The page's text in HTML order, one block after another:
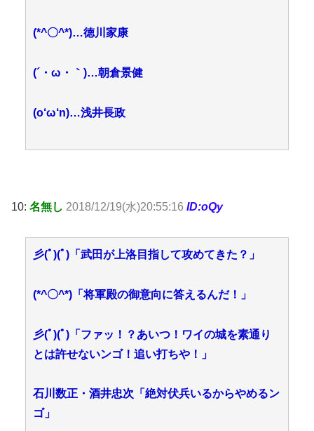
(*^〇^*)…徳川家康
(´・ω・｀)…朝倉景健
(o‘ω‘n)…浅井長政
10: 名無し 2018/12/19(水)20:55:16 ID:oQy
彡(ﾟ)(ﾟ)「武田が上洛目指して攻めてきた？」
(*^〇^*)「将軍殿の御意向に答えるんだ！」
彡(ﾟ)(ﾟ)「ファッ！？あいつ！ワイの城を素通り
とは許せないンゴ！追い打ちや！」
石川数正・酒井忠次「絶対伏兵いるからやめるン
ゴ」